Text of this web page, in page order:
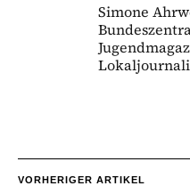
Simone
VORHERIGER ARTIKEL